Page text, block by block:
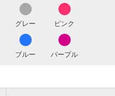
グレー ピンク
ブルー パープル